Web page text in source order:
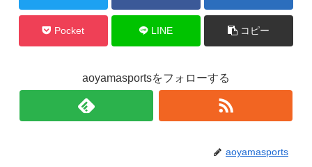
Pocket LINE コピー
aoyamasportsをフォローする
aoyamasports